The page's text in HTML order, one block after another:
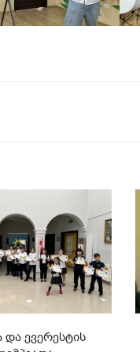
ᲓᲐ ᲔᲕᲔᲠᲔᲡᲢᲘᲡ